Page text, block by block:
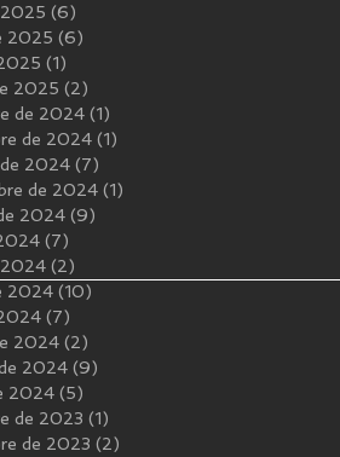
(6)
2025 (6)
(1)
2025 (2)
de 2024 (1)
de 2024 (1)
2024 (7)
de 2024 (1)
2024 (9)
(7)
2024 (2)
2024 (10)
(7)
2024 (2)
2024 (9)
2024 (5)
de 2023 (1)
de 2023 (2)